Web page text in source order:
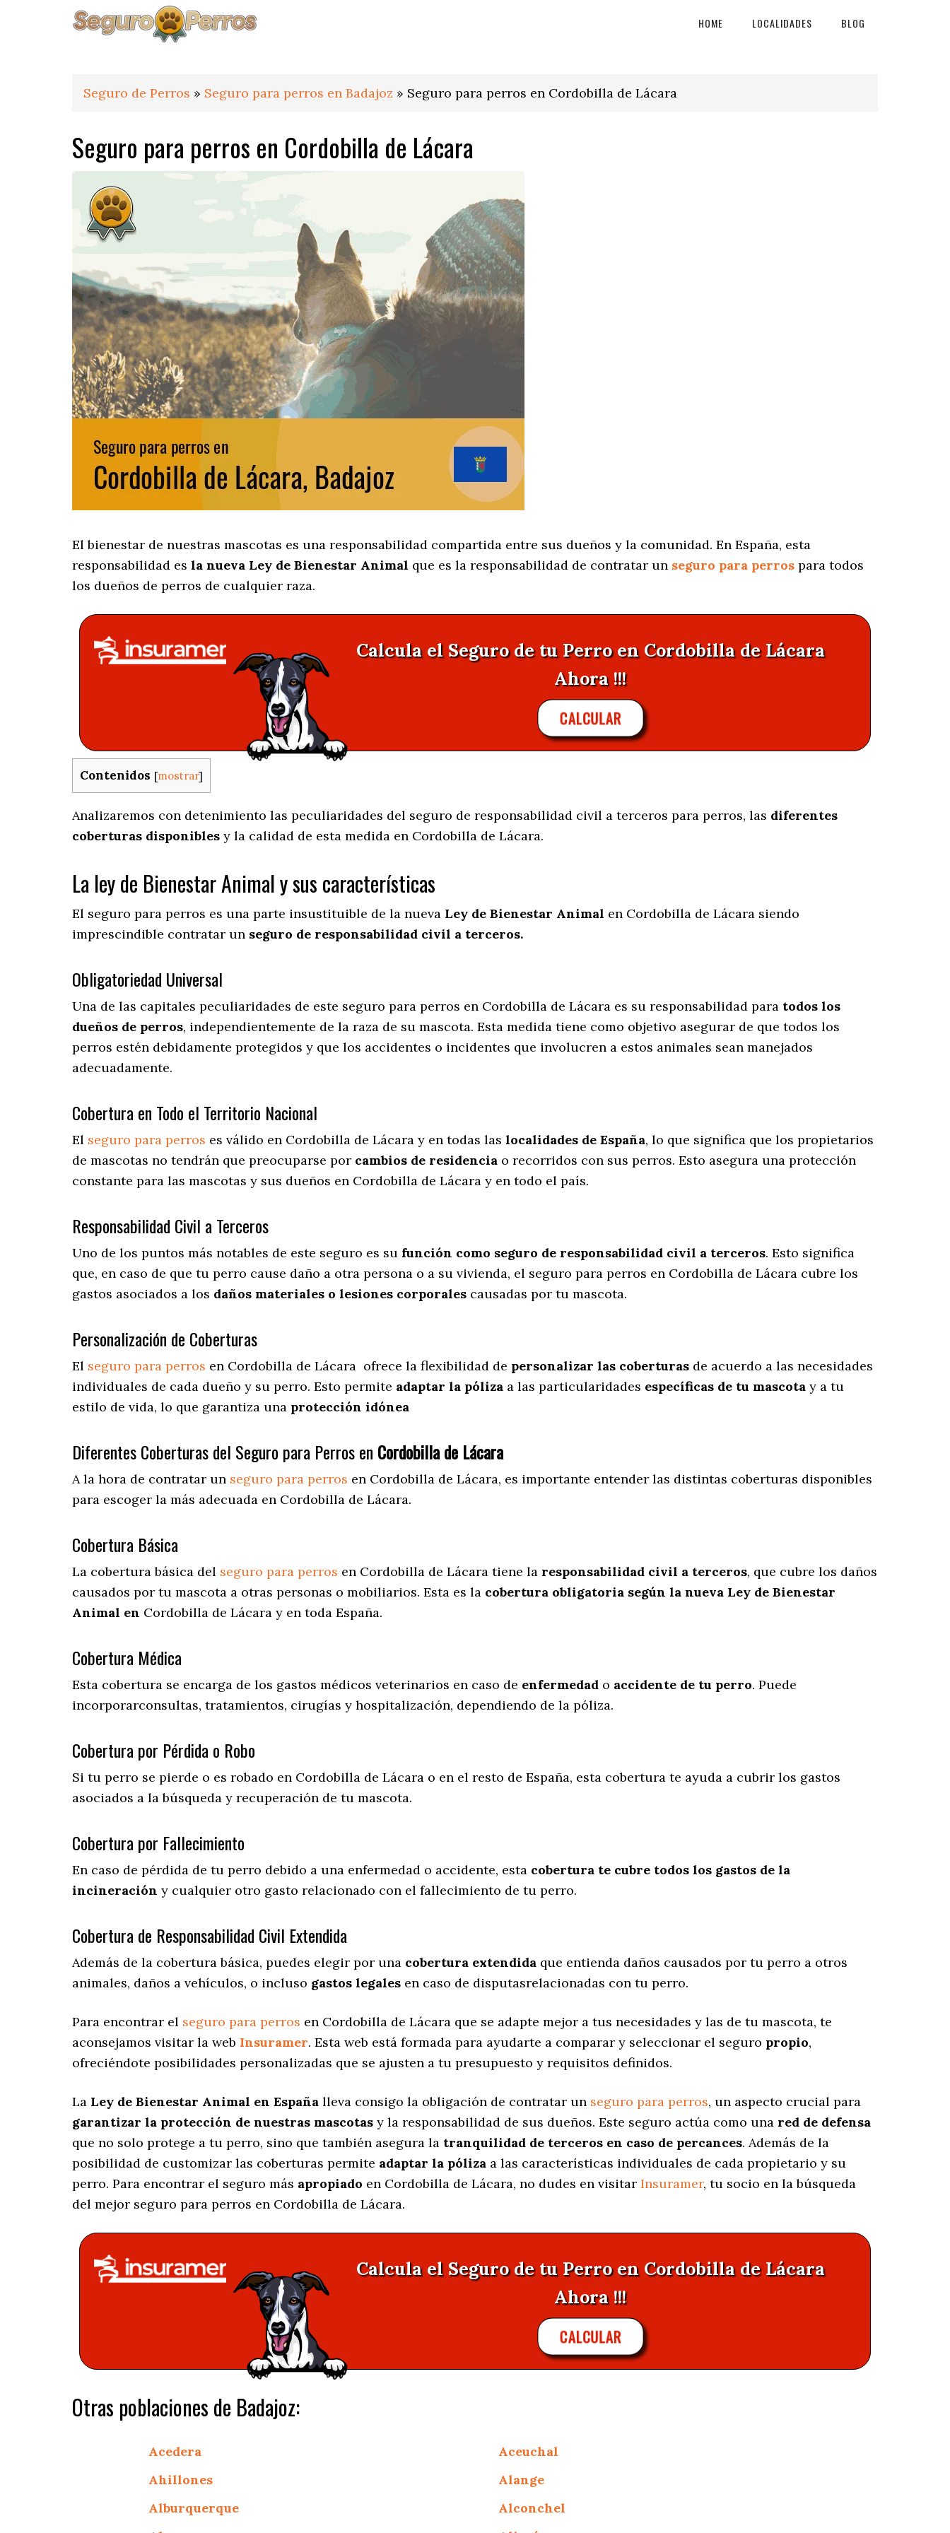
HOME LOCALIDADES BLOG
Seguro de Perros » Seguro para perros en Badajoz » Seguro para perros en Cordobilla de Lácara
Seguro para perros en Cordobilla de Lácara
El bienestar de nuestras mascotas es una responsabilidad compartida entre sus dueños y la comunidad. En España, esta
responsabilidad es la nueva Ley de Bienestar Animal que es la responsabilidad de contratar un seguro para perros para todos
los dueños de perros de cualquier raza.
Calcula el Seguro de tu Perro en Cordobilla de Lácara
Ahora !!!
CALCULAR
Contenidos [mostrar]
Analizaremos con detenimiento las peculiaridades del seguro de responsabilidad civil a terceros para perros, las diferentes
coberturas disponibles y la calidad de esta medida en Cordobilla de Lácara.
La ley de Bienestar Animal y sus características
El seguro para perros es una parte insustituible de la nueva Ley de Bienestar Animal en Cordobilla de Lácara siendo
imprescindible contratar un seguro de responsabilidad civil a terceros.
Obligatoriedad Universal
Una de las capitales peculiaridades de este seguro para perros en Cordobilla de Lácara es su responsabilidad para todos los
dueños de perros, independientemente de la raza de su mascota. Esta medida tiene como objetivo asegurar de que todos los
perros estén debidamente protegidos y que los accidentes o incidentes que involucren a estos animales sean manejados
adecuadamente.
Cobertura en Todo el Territorio Nacional
El seguro para perros es válido en Cordobilla de Lácara y en todas las localidades de España, lo que significa que los propietarios
de mascotas no tendrán que preocuparse por cambios de residencia o recorridos con sus perros. Esto asegura una protección
constante para las mascotas y sus dueños en Cordobilla de Lácara y en todo el país.
Responsabilidad Civil a Terceros
Uno de los puntos más notables de este seguro es su función como seguro de responsabilidad civil a terceros. Esto significa
que, en caso de que tu perro cause daño a otra persona o a su vivienda, el seguro para perros en Cordobilla de Lácara cubre los
gastos asociados a los daños materiales o lesiones corporales causadas por tu mascota.
Personalización de Coberturas
El seguro para perros en Cordobilla de Lácara ofrece la flexibilidad de personalizar las coberturas de acuerdo a las necesidades
individuales de cada dueño y su perro. Esto permite adaptar la póliza a las particularidades específicas de tu mascota y a tu
estilo de vida, lo que garantiza una protección idónea
Diferentes Coberturas del Seguro para Perros en Cordobilla de Lácara
A la hora de contratar un seguro para perros en Cordobilla de Lácara, es importante entender las distintas coberturas disponibles
para escoger la más adecuada en Cordobilla de Lácara.
Cobertura Básica
La cobertura básica del seguro para perros en Cordobilla de Lácara tiene la responsabilidad civil a terceros, que cubre los daños
causados por tu mascota a otras personas o mobiliarios. Esta es la cobertura obligatoria según la nueva Ley de Bienestar
Animal en Cordobilla de Lácara y en toda España.
Cobertura Médica
Esta cobertura se encarga de los gastos médicos veterinarios en caso de enfermedad o accidente de tu perro. Puede
incorporarconsultas, tratamientos, cirugías y hospitalización, dependiendo de la póliza.
Cobertura por Pérdida o Robo
Si tu perro se pierde o es robado en Cordobilla de Lácara o en el resto de España, esta cobertura te ayuda a cubrir los gastos
asociados a la búsqueda y recuperación de tu mascota.
Cobertura por Fallecimiento
En caso de pérdida de tu perro debido a una enfermedad o accidente, esta cobertura te cubre todos los gastos de la
incineración y cualquier otro gasto relacionado con el fallecimiento de tu perro.
Cobertura de Responsabilidad Civil Extendida
Además de la cobertura básica, puedes elegir por una cobertura extendida que entienda daños causados por tu perro a otros
animales, daños a vehículos, o incluso gastos legales en caso de disputasrelacionadas con tu perro.
Para encontrar el seguro para perros en Cordobilla de Lácara que se adapte mejor a tus necesidades y las de tu mascota, te
aconsejamos visitar la web Insuramer. Esta web está formada para ayudarte a comparar y seleccionar el seguro propio,
ofreciéndote posibilidades personalizadas que se ajusten a tu presupuesto y requisitos definidos.
La Ley de Bienestar Animal en España lleva consigo la obligación de contratar un seguro para perros, un aspecto crucial para
garantizar la protección de nuestras mascotas y la responsabilidad de sus dueños. Este seguro actúa como una red de defensa
que no solo protege a tu perro, sino que también asegura la tranquilidad de terceros en caso de percances. Además de la
posibilidad de customizar las coberturas permite adaptar la póliza a las características individuales de cada propietario y su
perro. Para encontrar el seguro más apropiado en Cordobilla de Lácara, no dudes en visitar Insuramer, tu socio en la búsqueda
del mejor seguro para perros en Cordobilla de Lácara.
Calcula el Seguro de tu Perro en Cordobilla de Lácara
Ahora !!!
CALCULAR
Otras poblaciones de Badajoz:
Acedera
Aceuchal
Ahillones
Alange
Alburquerque
Alconchel